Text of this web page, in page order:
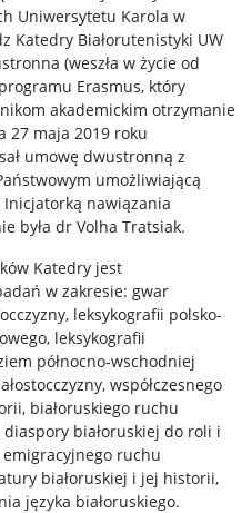
Uniwersytetu Karola w
Katedry Białorutenistyki UW
(weszła w życie od
Erasmus, który
akademickim otrzymanie
27 maja 2019 roku
umowę dwustronną z
umożliwiającą
nawiązania
była dr Volha Tratsiak.
Katedry jest
w zakresie: gwar
leksykografii polsko-
leksykografii
północno-wschodniej
współczesnego
białoruskiego ruchu
białoruskiej do roli i
ruchu
białoruskiej i jej historii,
języka białoruskiego.